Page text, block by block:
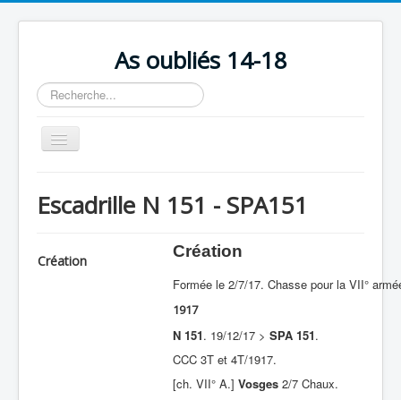
As oubliés 14-18
Rechercher
Basculer
la
Chronologie
Escadrille N 151 - SPA151
Création
Création
Formée le 2/7/17. Chasse pour la VII°
1917
N 151. 19/12/17 > SPA 151.
CCC 3T et 4T/1917.
[ch. VII° A.] Vosges 2/7 Chaux.